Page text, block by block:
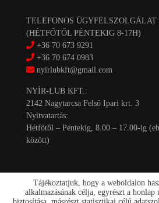
TELEFONOS ÜGYFÉLSZOLGÁLAT
(HÉTFŐTŐL PÉNTEKIG 8-17H)
+36 70 673 9291
+36 70 674 0983
nyirlubkft@gmail.com
NYÍR-LUB KFT.:
2142 Nagytarcsa Felső Ipari krt. 3
Nyitvatartás:
Hétfőtől – Péntekig, 8.00 – 17.00-ig
között)
Tájékoztatjuk, hogy a weboldalon
alkalmazásának célja, egyrészt a honlap